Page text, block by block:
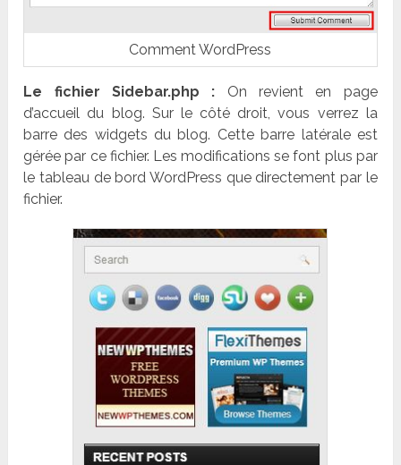
Comment WordPress
Le fichier Sidebar.php : On revient en page
d’accueil du blog. Sur le côté droit, vous verrez la
barre des widgets du blog. Cette barre latérale est
gérée par ce fichier. Les modifications se font plus par
le tableau de bord WordPress que directement par le
fichier.